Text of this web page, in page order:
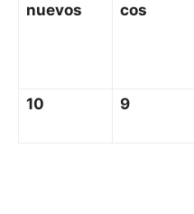
nuevos
cos
10 9